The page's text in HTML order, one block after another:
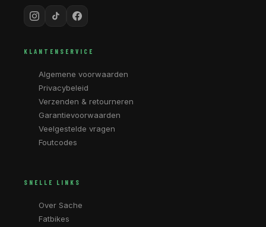
KLANTENSERVICE
Algemene voorwaarden
Privacybeleid
Verzenden & retourneren
Garantievoorwaarden
Veelgestelde vragen
Foutcodes
SNELLE LINKS
Over Sache
Fatbikes